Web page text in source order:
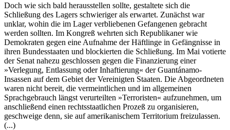
Doch wie sich bald herausstellen sollte, gestaltete sich die
Schließung des Lagers schwieriger als erwartet. Zunächst war
unklar, wohin die im Lager verbliebenen Gefangenen gebracht
werden sollten. Im Kongreß wehrten sich Republikaner wie
Demokraten gegen eine Aufnahme der Häftlinge in Gefängnisse in
ihren Bundesstaaten und blockierten die Schließung. Im Mai votierte
der Senat nahezu geschlossen gegen die Finanzierung einer
»Verlegung, Entlassung oder Inhaftierung« der Guantánamo-
Insassen auf dem Gebiet der Vereinigten Staaten. Die Abgeordneten
waren nicht bereit, die vermeintlichen und im allgemeinen
Sprachgebrauch längst verurteilten »Terroristen« aufzunehmen, um
anschließend einen rechtsstaatlichen Prozeß zu organisieren,
geschweige denn, sie auf amerikanischem Territorium freizulassen.
(...)